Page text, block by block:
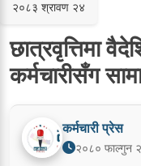
२०८३ श्रावण २४
छात्रवृत्तिमा
कर्मचारीसँग
कर्मचारी प्रेस
२०८० फाल्गुन